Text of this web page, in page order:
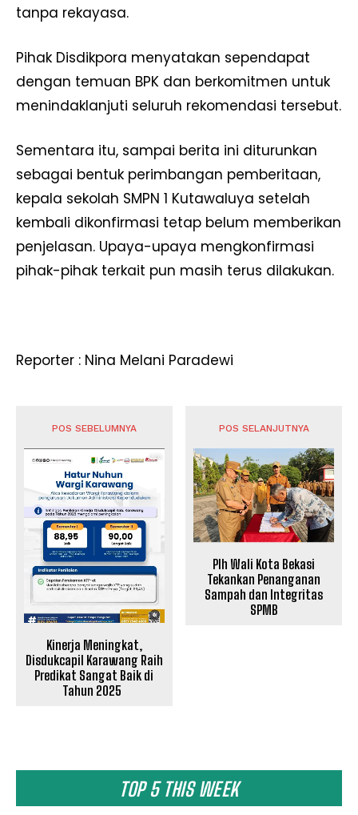
TOP 5 THIS WEEK
tanpa rekayasa.
Pihak Disdikpora menyatakan sependapat
dengan temuan BPK dan berkomitmen untuk
menindaklanjuti seluruh rekomendasi tersebut.
Sementara itu, sampai berita ini diturunkan
sebagai bentuk perimbangan pemberitaan,
kepala sekolah SMPN 1 Kutawaluya setelah
kembali dikonfirmasi tetap belum memberikan
penjelasan. Upaya-upaya mengkonfirmasi
pihak-pihak terkait pun masih terus dilakukan.
Reporter : Nina Melani Paradewi
POS SEBELUMNYA
Kinerja Meningkat,
Disdukcapil Karawang Raih
Predikat Sangat Baik di
Tahun 2025
POS SELANJUTNYA
Plh Wali Kota Bekasi
Tekankan Penanganan
Sampah dan Integritas
SPMB